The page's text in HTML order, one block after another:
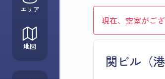
エリア
地図
現在、空室がござ
関ビル（